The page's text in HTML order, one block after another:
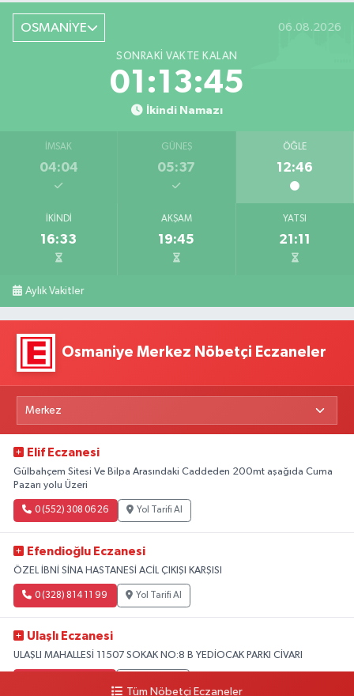
OSMANİYE 06.08.2026
SONRAKI VAKTE KALAN
01:13:44
İkindi Namazı
İMSAK
04:04
GÜNEŞ
05:37
ÖĞLE
12:46
İKINDI
16:33
AKŞAM
19:45
YATSI
21:11
Aylık Vakitler
Osmaniye Merkez Nöbetçi Eczaneler
Elif Eczanesi
Gülbahçem Sitesi Ve Bilpa Arasındaki Caddeden 200mt aşağıda Cuma
Pazarı yolu Üzeri
0 (552) 308 06 26 Yol Tarifi Al
Efendioğlu Eczanesi
ÖZEL İBNİ SİNA HASTANESİ ACİL ÇIKIŞI KARŞISI
0 (328) 814 11 99 Yol Tarifi Al
Ulaşlı Eczanesi
ULAŞLI MAHALLESİ 11507 SOKAK NO:8 B YEDİOCAK PARKI CİVARI
Tüm Nöbetçi Eczaneler